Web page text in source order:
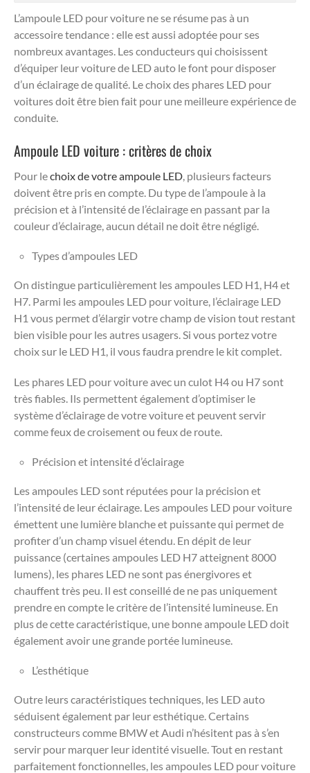
L’ampoule LED pour voiture ne se résume pas à un
accessoire tendance : elle est aussi adoptée pour ses
nombreux avantages. Les conducteurs qui choisissent
d’équiper leur voiture de LED auto le font pour disposer
d’un éclairage de qualité. Le choix des phares LED pour
voitures doit être bien fait pour une meilleure expérience de
conduite.
Ampoule LED voiture : critères de choix
Pour lechoix de votre ampoule LED, plusieurs facteurs
doivent être pris en compte. Du type de l’ampoule à la
précision et à l’intensité de l’éclairage en passant par la
couleur d’éclairage, aucun détail ne doit être négligé.
Types d’ampoules LED
On distingue particulièrement les ampoules LED H1, H4 et
H7. Parmi les ampoules LED pour voiture, l’éclairage LED
H1 vous permet d’élargir votre champ de vision tout restant
bien visible pour les autres usagers. Si vous portez votre
choix sur le LED H1, il vous faudra prendre le kit complet.
Les phares LED pour voiture avec un culot H4 ou H7 sont
très fiables. Ils permettent également d’optimiser le
système d’éclairage de votre voiture et peuvent servir
comme feux de croisement ou feux de route.
Précision et intensité d’éclairage
Les ampoules LED sont réputées pour la précision et
l’intensité de leur éclairage. Les ampoules LED pour voiture
émettent une lumière blanche et puissante qui permet de
profiter d’un champ visuel étendu. En dépit de leur
puissance (certaines ampoules LED H7 atteignent 8000
lumens), les phares LED ne sont pas énergivores et
chauffent très peu. Il est conseillé de ne pas uniquement
prendre en compte le critère de l’intensité lumineuse. En
plus de cette caractéristique, une bonne ampoule LED doit
également avoir une grande portée lumineuse.
L’esthétique
Outre leurs caractéristiques techniques, les LED auto
séduisent également par leur esthétique. Certains
constructeurs comme BMW et Audi n’hésitent pas à s’en
servir pour marquer leur identité visuelle. Tout en restant
parfaitement fonctionnelles, les ampoules LED pour voiture